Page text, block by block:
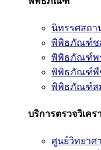
นิทรรศสถา
พิพิธภัณฑ์ช
พิพิธภัณฑ์พ
พิพิธภัณฑ์พื
พิพิธภัณฑ์ส
บริการตรวจวิเค
ศูนย์วิทยาศ